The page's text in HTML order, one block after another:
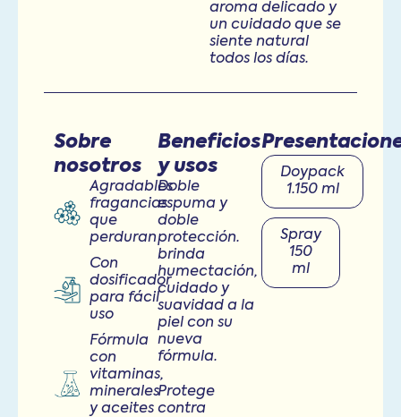
aroma delicado y
un cuidado que se
siente natural
todos los días.
Sobre
nosotros
Agradables
fragancias
que
perduran
Con
dosificador
para fácil
uso
Fórmula
con
vitaminas,
minerales
y aceites
Beneficios
y usos
Doble
espuma y
doble
protección.
brinda
humectación,
cuidado y
suavidad a la
piel con su
nueva
fórmula.
Protege
contra
Doypack
1.150 ml
Spray
150
ml